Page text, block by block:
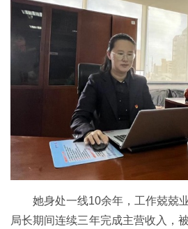
她身处一线10余年，工作兢兢
局长期间连续三年完成主营收入，